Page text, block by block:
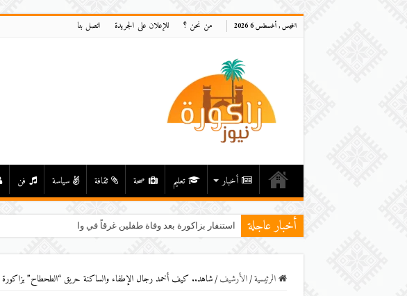
الخميس , أغسطس 6 2026 من نحن ؟ للإعلان على الجريدة اتصل بنا
أخبار تعليم صحة ثقافة سياسة فن
أخبار عاجلة استنفار بزاكورة بعد وفاة طفلين غرقاً في واد درعة بأولاد يحيى لكر
الرئيسية/اﻷرشيف/شاهد.. كيف أخمد رجال الإطفاء والساكنة حريق “الطحطاح” بزاكورة